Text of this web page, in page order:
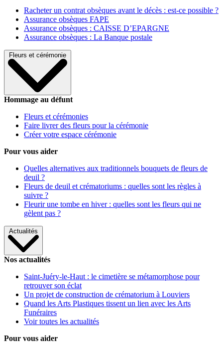
Racheter un contrat obsèques avant le décès : est-ce possible ?
Assurance obsèques FAPE
Assurance obsèques : CAISSE D’EPARGNE
Assurance obsèques : La Banque postale
Fleurs et cérémonie
Hommage au défunt
Fleurs et cérémonies
Faire livrer des fleurs pour la cérémonie
Créer votre espace cérémonie
Pour vous aider
Quelles alternatives aux traditionnels bouquets de fleurs de
deuil ?
Fleurs de deuil et crématoriums : quelles sont les règles à
suivre ?
Fleurir une tombe en hiver : quelles sont les fleurs qui ne
gèlent pas ?
Actualités
Nos actualités
Saint-Juéry-le-Haut : le cimetière se métamorphose pour
retrouver son éclat
Un projet de construction de crématorium à Louviers
Quand les Arts Plastiques tissent un lien avec les Arts
Funéraires
Voir toutes les actualités
Pour vous aider